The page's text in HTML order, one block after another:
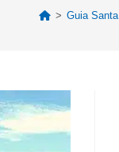
> Guia